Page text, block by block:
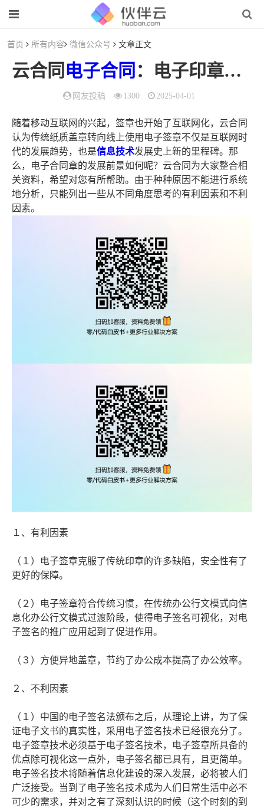
首页 所有内容 微信公众号 文章正文
云合同 电子合同 ：电子印章行业怎么样？电子签章发展前景如何？
网友投稿 1300 2025-04-01
随着移动互联网的兴起，签章也开始了互联网化，云合同
认为传统纸质盖章转向线上使用电子签章不仅是互联网时
代的发展趋势，也是信息技术发展史上新的里程碑。那
么，电子合同章的发展前景如何呢？云合同为大家整合相
关资料，希望对您有所帮助。由于种种原因不能进行系统
地分析，只能列出一些从不同角度思考的有利因素和不利
因素。
１、有利因素
（１）电子签章克服了传统印章的许多缺陷，安全性有了
更好的保障。
（２）电子签章符合传统习惯，在传统办公行文模式向信
息化办公行文模式过渡阶段，使得电子签名可视化，对电
子签名的推广应用起到了促进作用。
（３）方便异地盖章，节约了办公成本提高了办公效率。
２、不利因素
（１）中国的电子签名法颁布之后，从理论上讲，为了保
证电子文书的真实性，采用电子签名技术已经很充分了。
电子签章技术必须基于电子签名技术，电子签章所具备的
优点除可视化这一点外，电子签名都已具有，且更简单。
电子签名技术将随着信息化建设的深入发展，必将被人们
广泛接受。当到了电子签名技术成为人们日常生活中必不
可少的需求，并对之有了深刻认识的时候（这个时刻的到